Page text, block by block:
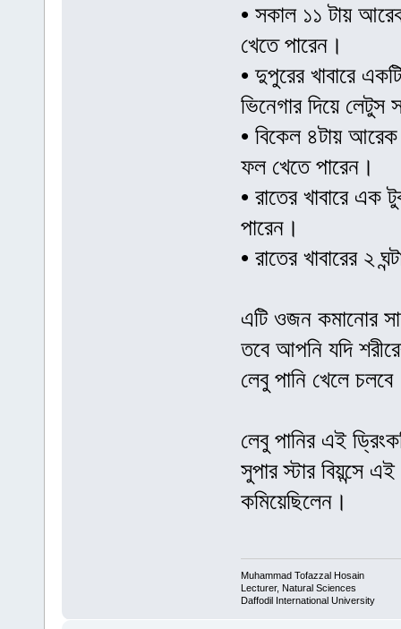
• সকাল ১১ টায়
খেতে পারেন।
• দুপুরের খাবারে
ভিনেগার দিয়ে লেটুস
• বিকেল ৪টায়
ফল খেতে পারেন।
• রাতের খাবারে এক
পারেন।
• রাতের খাবারের ২
এটি ওজন কমানোর
তবে আপনি যদি
লেবু পানি খেলে
লেবু পানির এই
সুপার স্টার বিয়ন্সে
কমিয়েছিলেন।
Muhammad Tofazzal Hosain
Lecturer, Natural Sciences
Daffodil International University